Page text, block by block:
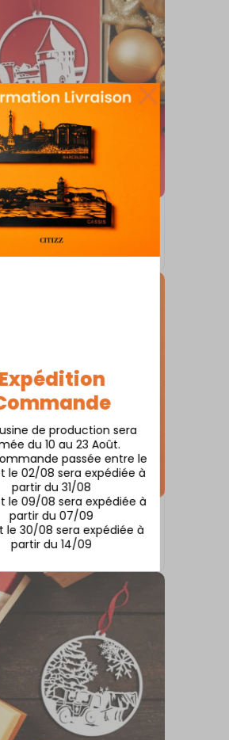
de production sera
du 10 au 23 Août.
passée entre le
le 02/08 sera expédiée à
partir du 31/08
le 09/08 sera expédiée à
partir du 07/09
le 30/08 sera expédiée à
partir du 14/09
BOULES DE NOËL
BREST TOUR
BOULES DE NOËL
BLAYE